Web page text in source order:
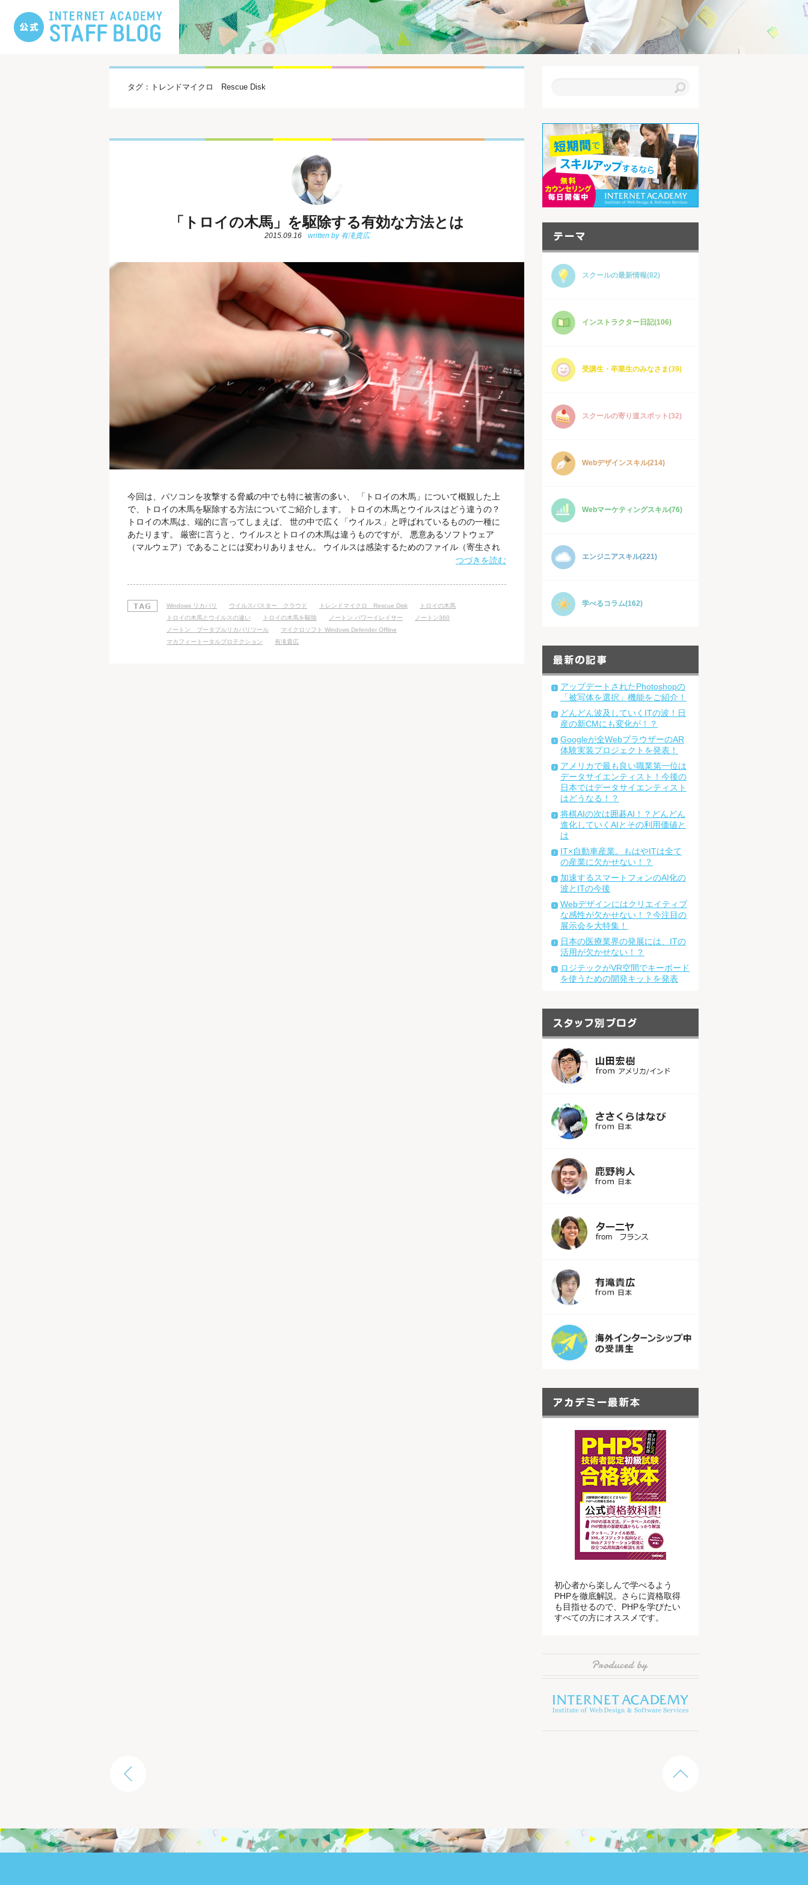
タグ：トレンドマイクロ Rescue Disk
「トロイの木馬」を駆除する有効な方法とは
2015.09.16
今回は、パソコンを攻撃する脅威の中でも特に被害の多い、 「トロイの木馬」について概観した上
で、トロイの木馬を駆除する方法についてご紹介します。 トロイの木馬とウイルスはどう違うの？
トロイの木馬は、端的に言ってしまえば、 世の中で広く「ウイルス」と呼ばれているものの一種に
あたります。 厳密に言うと、ウイルスとトロイの木馬は違うものですが、 悪意あるソフトウェア
（マルウェア）であることには変わりありません。 ウイルスは感染するためのファイル（寄生され
る宿主）が必要なのに対し、 トロイの木馬は単体でソフトウェアとして存在でき、感染するための
る機能があるのですが、 トロイの木馬は、基本的には自分自身を複製す
つづきを読む
Windows リカバリ ウイルスバスター クラウド トレンドマイクロ Rescue Disk
トロイの木馬
トロイの木馬とウイルスの違い
トロイの木馬を駆除 ノートン パワーイレイサー
ノートン360
ノートン ブータブルリカバリツール
マイクロソフト Windows Defender Offline
マカフィートータルプロテクション
有滝貴広
スクールの最新情報(82)
インストラクター日記(106)
受講生・卒業生のみなさま(39)
スクールの寄り道スポット(32)
Webデザインスキル(214)
Webマーケティングスキル(76)
エンジニアスキル(221)
学べるコラム(162)
アップデートされたPhotoshopの
「被写体を選択」機能をご紹介！
どんどん波及していくITの波！日
産の新CMにも変化が！？
Googleが全WebブラウザーのAR
体験実装プロジェクトを発表！
アメリカで最も良い職業第一位は
データサイエンティスト！今後の
日本ではデータサイエンティスト
はどうなる！？
将棋AIの次は囲碁AI！？どんどん
進化していくAIとその利用価値と
は
IT×自動車産業。もはやITは全て
の産業に欠かせない！？
加速するスマートフォンのAI化の
波とITの今後
Webデザインにはクリエイティブ
な感性が欠かせない！？今注目の
展示会を大特集！
日本の医療業界の発展には、ITの
活用が欠かせない！？
ロジテックがVR空間でキーボード
を使うための開発キットを発表
初心者から楽しんで学べるよう
PHPを徹底解説。さらに資格取得
も目指せるので、PHPを学びたい
すべての方にオススメです。